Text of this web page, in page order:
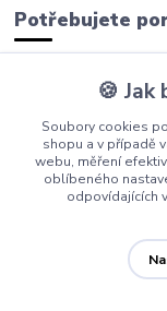
Potřebujete
+420 605 277 576
info@barfici.cz
🍪
Soubory cookies
shopu a v případě
webu, měření
oblíbeného
odpovídajících